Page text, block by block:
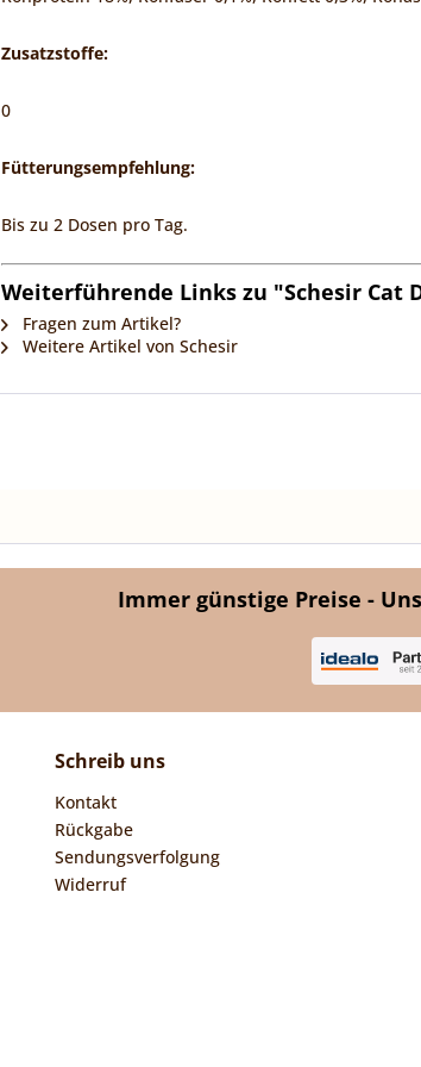
Zusatzstoffe:
0
Fütterungsempfehlung:
Bis zu 2 Dosen pro Tag.
Weiterführende Links zu "Schesir Cat
Fragen zum Artikel?
Weitere Artikel von Schesir
Immer günstige Preise -
Schreib uns
Kontakt
Rückgabe
Sendungsverfolgung
Widerruf